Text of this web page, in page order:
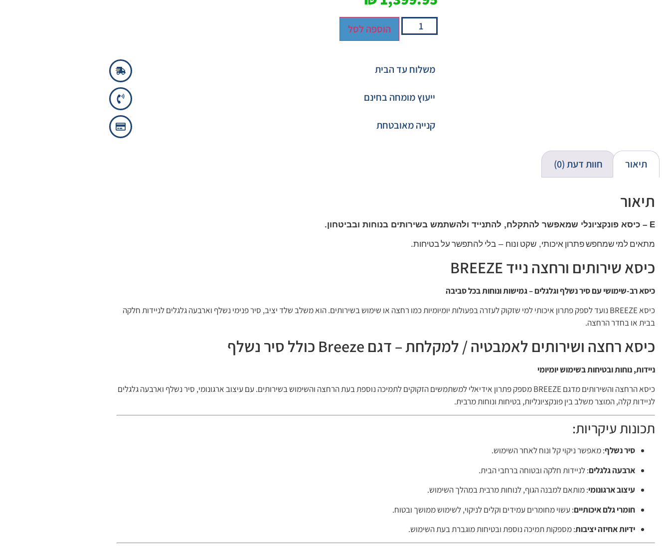
הוספה לסל
משלוח עד הבית
ייעוץ מומחה בחינם
קנייה מאובטחת
תיאור חוות דעת (0)
תיאור
E – כיסא פונקציונלי שמאפשר להתקלח, להתנייד ולהשתמש בשירותים בנוחות ובביטחון.
מתאים למי שמחפשפתרון איכותי, שקט ונוח – בלי להתפשר עלבטיחות.
כיסא שירותים ורחצה נייד BREEZE
כיסא רב-שימושי עם סיר נשלף וגלגלים – גמישות ונוחות בכל סביבה
כיסא BREEZE נועד לספק פתרון איכותי למי שזקוק לעזרה בפעולות יומיומיות כמו רחצה או שימוש בשירותים. הוא משלב שלד יציב, סיר פנימי נשלף וארבעה גלגלים לניידות חלקה
בבית או בחדר הרחצה.
כיסא רחצה ושירותים לאמבטיה / למקלחת – דגם Breeze כולל סיר נשלף
ניידות, נוחות ובטיחות בשימוש יומיומי
כיסא הרחצה והשירותים מדגם BREEZE מספק פתרון אידיאלי למשתמשים הזקוקים לתמיכה נוספת בעת הרחצה והשימוש בשירותים. עם עיצוב ארגונומי, סיר נשלף וארבעה גלגלים
לניידות קלה, המוצר משלב בין פונקציונליות, בטיחות ונוחות מרבית.
תכונות עיקריות:
סיר נשלף: מאפשר ניקוי קל ונוח לאחר השימוש.
ארבעה גלגלים: לניידות חלקה ובטוחה ברחבי הבית.
עיצוב ארגונומי: מותאם למבנה הגוף, לנוחות מרבית במהלך השימוש.
חומרי גלם איכותיים: עשוי מחומרים עמידים וקלים לניקוי, לשימוש ממושך ובטוח.
ידיות אחיזה יציבות: מספקות תמיכה נוספת ובטיחות מוגברת בעת השימוש.